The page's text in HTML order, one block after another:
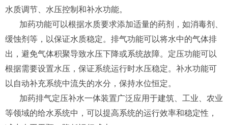
水质调节、水压控制和补水功能。
加药功能可以根据水质要求添加适量的药剂，如消毒剂、
缓蚀剂等，以保证水质稳定。排气功能可以将水中的气体排
出，避免气体积聚导致水压下降或系统故障。定压功能可以
根据需要设置水压，保证系统运行时水压稳定。补水功能可
以自动补充系统中流失的水分，保持水位恒定。
加药排气定压补水一体装置广泛应用于建筑、工业、农业
等领域的给水系统中，可以提高系统的运行效率和稳定性，